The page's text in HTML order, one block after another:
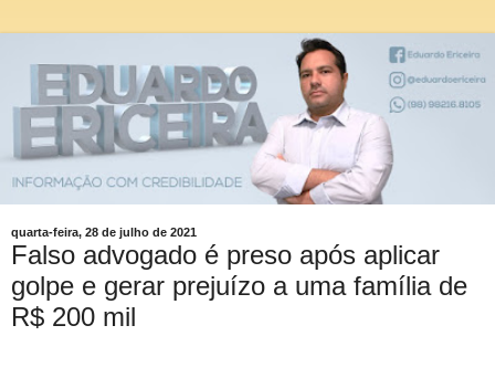
quarta-feira, 28 de julho de 2021
Falso advogado é preso após aplicar
golpe e gerar prejuízo a uma família de
R$ 200 mil